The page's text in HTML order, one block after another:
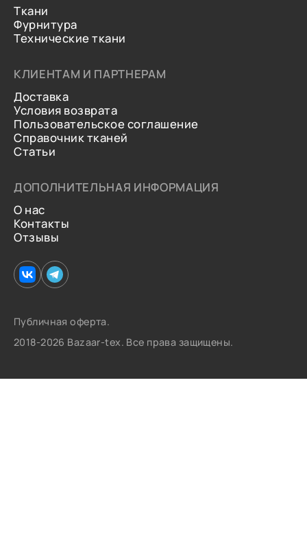
Ткани
Фурнитура
Технические ткани
КЛИЕНТАМ И ПАРТНЕРАМ
Доставка
Условия возврата
Пользовательское соглашение
Справочник тканей
Статьи
ДОПОЛНИТЕЛЬНАЯ ИНФОРМАЦИЯ
О нас
Контакты
Отзывы
Публичная оферта.
2018-2026 Bazaar-tex. Все права защищены.